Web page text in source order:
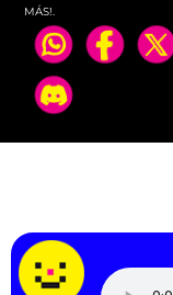
MÁS!.